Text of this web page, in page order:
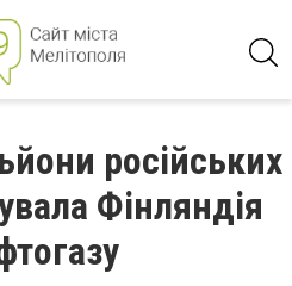
російських
Фінляндія